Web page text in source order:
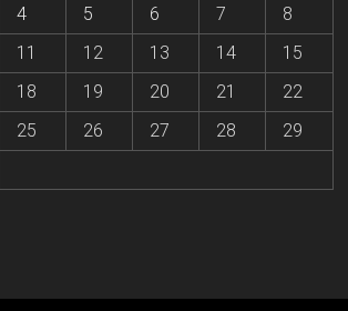
4 5 6 7
8
11 12 13 14
15
18 19 20 21
22
25 26 27 28
29